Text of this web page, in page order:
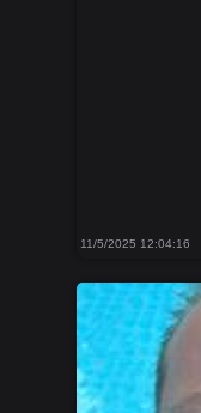
11/5/2025 12:04:16